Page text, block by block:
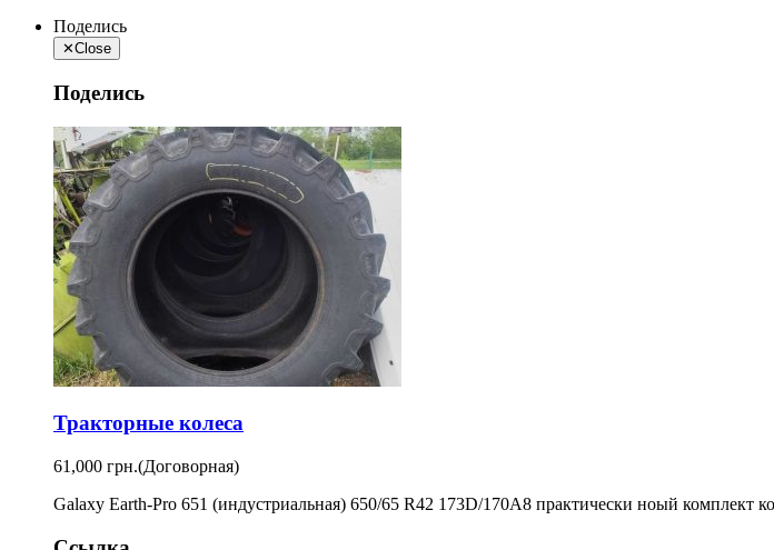
Поделись
✕Close
Поделись
Тракторные колеса
61,000 грн.(Договорная)
Galaxy Earth-Pro 651 (индустриальная) 650/65 R42 173D/170A8 практически ноый комплект